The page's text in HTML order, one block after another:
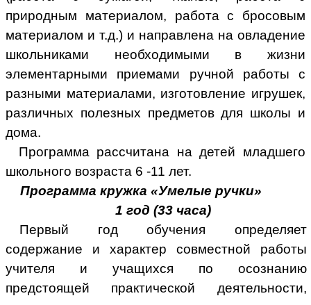
природным материалом, работа с бросовым
материалом и т.д.) и направлена на овладение
школьниками необходимыми в жизни
элементарными приемами ручной работы с
разными материалами, изготовление игрушек,
различных полезных предметов для школы и
дома.
Программа рассчитана на детей младшего
школьного возраста 6 -11 лет.
Программа кружка «Умелые ручки»
1 год (33 часа)
Первый год обучения определяет
содержание и характер совместной работы
учителя и учащихся по осознанию
предстоящей практической деятельности,